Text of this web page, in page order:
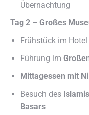
Übernachtung
Tag 2 – Großes
Frühstück im Hotel
Führung im
Mittagessen mit
Besuch des
Basars